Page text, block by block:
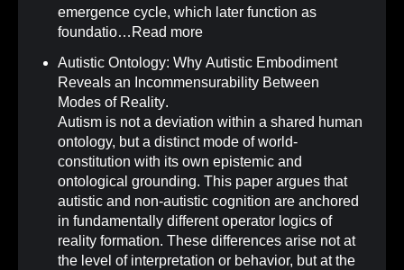
emergence cycle, which later function as
foundatio… Read more
Autistic Ontology: Why Autistic Embodiment
Reveals an Incommensurability Between
Modes of Reality.
Autism is not a deviation within a shared human
ontology, but a distinct mode of world-
constitution with its own epistemic and
ontological grounding. This paper argues that
autistic and non-autistic cognition are anchored
in fundamentally different operator logics of
reality formation. These differences arise not at
the level of interpretation or behavior, but at the